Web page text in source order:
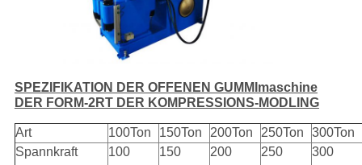
SPEZIFIKATION DER OFFENEN GUMMImaschine
DER FORM-2RT DER KOMPRESSIONS-MODLING
Art 100Ton 150Ton 200Ton 250Ton
300Ton
Spannkraft
100 150 200 250 300